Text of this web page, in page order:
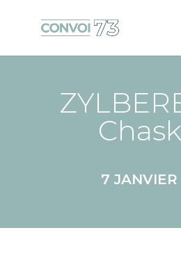
7 JANVIER